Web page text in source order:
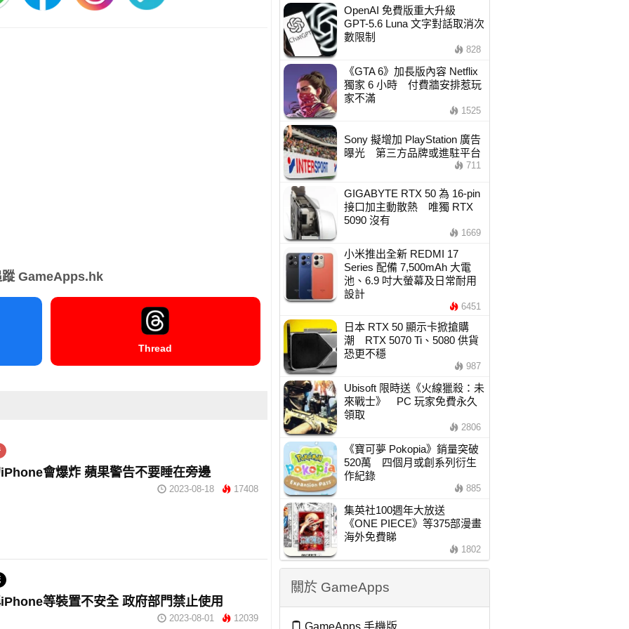
蹤 GameApps.hk
Thread
會爆炸 蘋果警告不要睡在旁邊
2023-08-18 17408
等裝置不安全 政府部門禁止使用
2023-08-01 12039
OpenAI 免費版重大升級
GPT-5.6 Luna 文字對話取消次
數限制
828
《GTA 6》加長版內容 Netflix
獨家 6 小時 付費牆安排惹玩
家不滿
1525
Sony 擬增加 PlayStation 廣告
曝光 第三方品牌或進駐平台
711
GIGABYTE RTX 50 為 16-pin
接口加主動散熱 唯獨 RTX
5090 沒有
1669
小米推出全新 REDMI 17
Series 配備 7,500mAh 大電
池、6.9 吋大螢幕及日常耐用
設計
6451
日本 RTX 50 顯示卡掀搶購
潮 RTX 5070 Ti、5080 供貨
恐更不穩
987
Ubisoft 限時送《火線獵殺：未
來戰士》 PC 玩家免費永久
領取
2806
《寶可夢 Pokopia》銷量突破
520萬 四個月或創系列衍生
作紀錄
885
集英社100週年大放送
《ONE PIECE》等375部漫畫
海外免費睇
1802
關於 GameApps
GameApps 手機版